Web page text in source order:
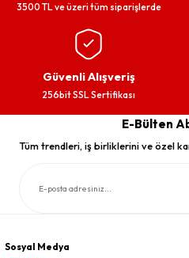
3500 TL ve üzeri tüm siparişlerde
Güvenli Alışveriş
256bit SSL Sertifikası
E-Bülten
Tüm trendleri, iş birliklerini ve özel
Sosyal Medya